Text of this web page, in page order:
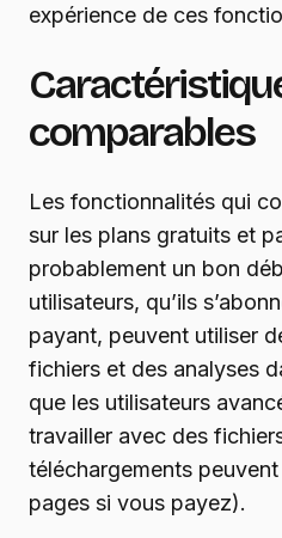
expérience de ces
comparables
Les fonctionnalités qui
sur les plans gratuits et
probablement un bon
utilisateurs, qu’ils
payant, peuvent utiliser
fichiers et des analyses
que les utilisateurs
travailler avec des
téléchargements peuvent
pages si vous payez).